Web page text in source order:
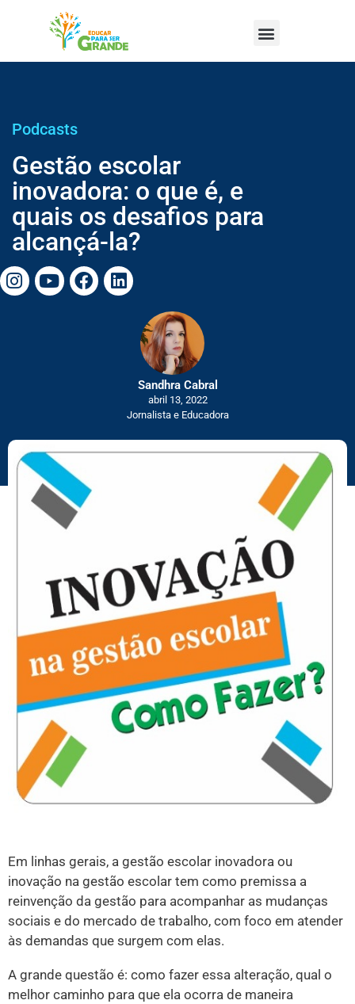
Podcasts
Gestão escolar
inovadora: o que é, e
quais os desafios para
alcançá-la?
Sandhra Cabral
abril 13, 2022
Jornalista e Educadora
Em linhas gerais, a gestão escolar inovadora ou
inovação na gestão escolar tem como premissa a
reinvenção da gestão para acompanhar as mudanças
sociais e do mercado de trabalho, com foco em atender
às demandas que surgem com elas.
A grande questão é: como fazer essa alteração, qual o
melhor caminho para que ela ocorra de maneira